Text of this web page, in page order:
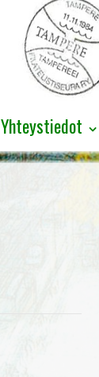
Yhteystiedot